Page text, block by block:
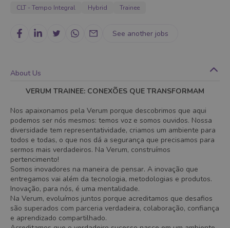
CLT - Tempo Integral Hybrid Trainee
See another jobs
About Us
VERUM TRAINEE: CONEXÕES QUE TRANSFORMAM
Nos apaixonamos pela Verum porque descobrimos que aqui
podemos ser nós mesmos: temos voz e somos ouvidos. Nossa
diversidade tem representatividade, criamos um ambiente para
todos e todas, o que nos dá a segurança que precisamos para
sermos mais verdadeiros. Na Verum, construímos
pertencimento!
Somos inovadores na maneira de pensar. A inovação que
entregamos vai além da tecnologia, metodologias e produtos.
Inovação, para nós, é uma mentalidade.
Na Verum, evoluímos juntos porque acreditamos que desafios
são superados com parceria verdadeira, colaboração, confiança
e aprendizado compartilhado.